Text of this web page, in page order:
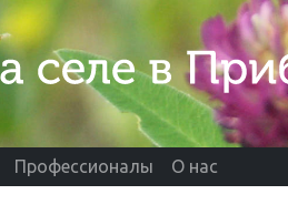
Профессионалы О нас